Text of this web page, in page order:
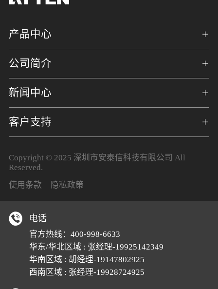
产品中心
公司简介
新闻中心
客户支持
Copyright © 2025 深圳市安泰信科技有限公司 All
Reserved.
使用条款
隐私政策
电话
官方热线： 400-998-6633
华东/华北区域 : 张经理-19925142349
华南区域 : 胡经理-19147802925
西南区域 : 张经理-19928724925